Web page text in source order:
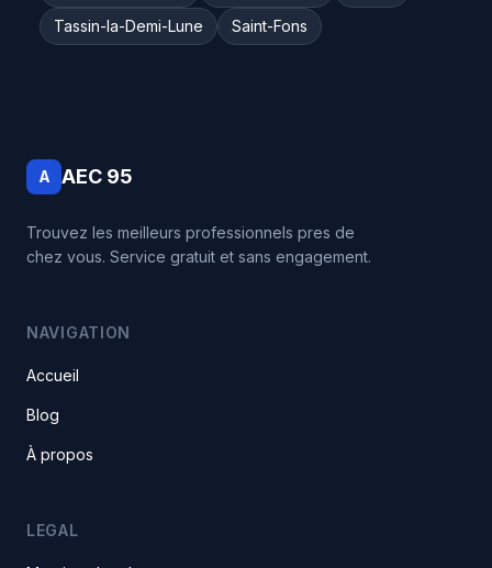
Tassin-la-Demi-Lune
Saint-Fons
A AEC 95
Trouvez les meilleurs professionnels pres de
chez vous. Service gratuit et sans engagement.
NAVIGATION
Accueil
Blog
À propos
LEGAL